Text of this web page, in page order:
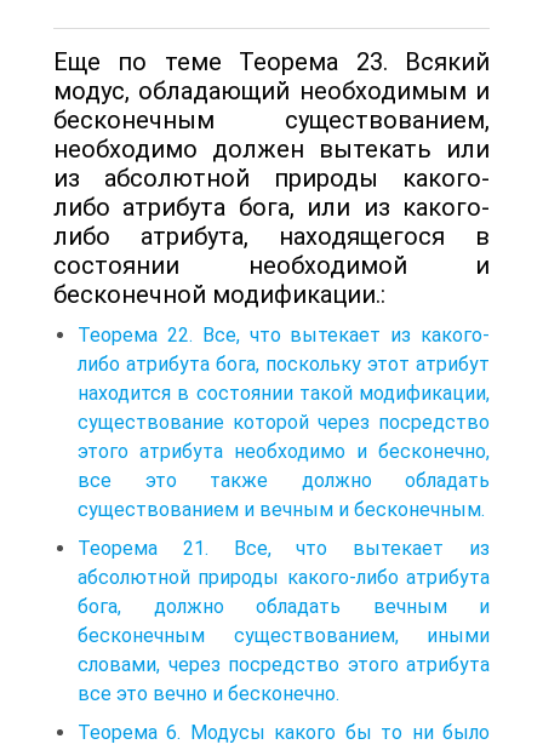
Еще по теме Теорема 23. Всякий
модус, обладающий необходимым и
бесконечным существованием,
необходимо должен вытекать или
из абсолютной природы какого-
либо атрибута бога, или из какого-
либо атрибута, находящегося в
состоянии необходимой и
бесконечной модификации.:
Теорема 22. Все, что вытекает из какого-
либо атрибута бога, поскольку этот атрибут
находится в состоянии такой модификации,
существование которой через посредство
этого атрибута необходимо и бесконечно,
все это также должно обладать
существованием и вечным и бесконечным.
Теорема 21. Все, что вытекает из
абсолютной природы какого-либо атрибута
бога, должно обладать вечным и
бесконечным существованием, иными
словами, через посредство этого атрибута
все это вечно и бесконечно.
Теорема 6. Модусы какого бы то ни было